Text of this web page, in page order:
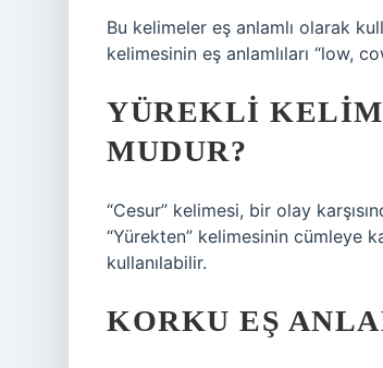
Bu kelimeler eş anlamlı olarak
kelimesinin eş anlamlıları “low,
YÜREKLI
MUDUR?
“Cesur” kelimesi, bir olay
“Yürekten” kelimesinin cümleye
kullanılabilir.
KORKU EŞ